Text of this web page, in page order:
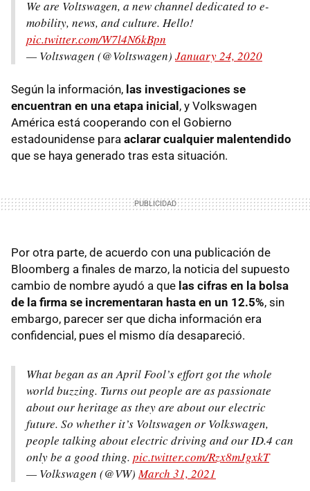
We are Voltswagen, a new channel dedicated to e-
mobility, news, and culture. Hello!
pic.twitter.com/W7l4N6kBpn
— Voltswagen (@Voltswagen) January 24, 2020
Según la información, las investigaciones se
encuentran en una etapa inicial, y Volkswagen
América está cooperando con el Gobierno
estadounidense para aclarar cualquier malentendido
que se haya generado tras esta situación.
Por otra parte, de acuerdo con una publicación de
Bloomberg a finales de marzo, la noticia del supuesto
cambio de nombre ayudó a que las cifras en la bolsa
de la firma se incrementaran hasta en un 12.5%, sin
embargo, parecer ser que dicha información era
confidencial, pues el mismo día desapareció.
What began as an April Fool’s effort got the whole
world buzzing. Turns out people are as passionate
about our heritage as they are about our electric
future. So whether it’s Voltswagen or Volkswagen,
people talking about electric driving and our ID.4 can
only be a good thing. pic.twitter.com/Rzx8mJgxkT
— Volkswagen (@VW)March 31, 2021